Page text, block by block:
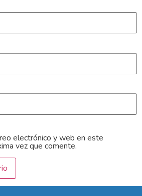
electrónico y web en este
vez que comente.